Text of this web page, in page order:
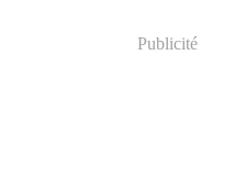
Publicité